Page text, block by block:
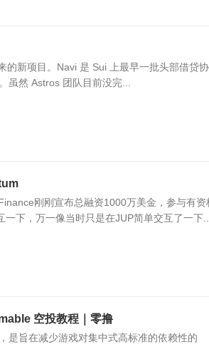
的新项目。Navi 是 Sui 上最早一批头部借贷协
虽然 Astros 团队目前没完...
刚刚宣布总融资1000万美金，参与有资
下，万一像当时只是在JUP简单交互了一下...
空投教程｜零撸
是旨在减少游戏对集中式高标准的依赖性的